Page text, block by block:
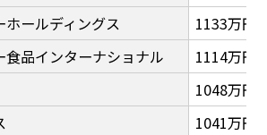
ホールディングス
1133万円
食品インターナショナル
1114万円
1048万円
1041万円